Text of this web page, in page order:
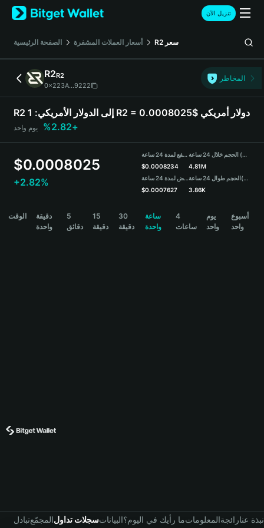
English
日本語
Русский
Español (Latinoamérica)
Türkçe
Deutsch
简体中文
Português (Portugal)
Bahasa Indonesia
বাংলা
تنزيل الآن
الصفحة الرئيسية أسعار العملات المشفرة R2 سعر
R2R2
0x223A...9222
المخاطر
R2 إلى الدولار الأمريكي:
1 R2 = 0.0008025$ دولار أمريكي
+2.82%
يوم واحد
$0.0008025
+2.82%
مرتفع لمدة 24 ساعة
$0.0008234
منخفض لمدة 24 ساعة
$0.0007627
الحجم خلال 24 ساعة (R2)
4.81M
الحجم طوال 24 ساعة(USDT)
3.86K
الوقت
دقيقة
واحدة
5
دقائق
15
دقيقة
30
دقيقة
ساعة
واحدة
4
ساعات
يوم
واحد
أسبوع
واحد
تبادلالمجمّعسجلات تداولالبياناتما رأيك في اليوم؟المعلوماترائجةنبذة عنا